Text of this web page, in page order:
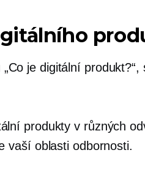
je digitální produkt?“,
produkty v různých
vaší oblasti odbornosti.